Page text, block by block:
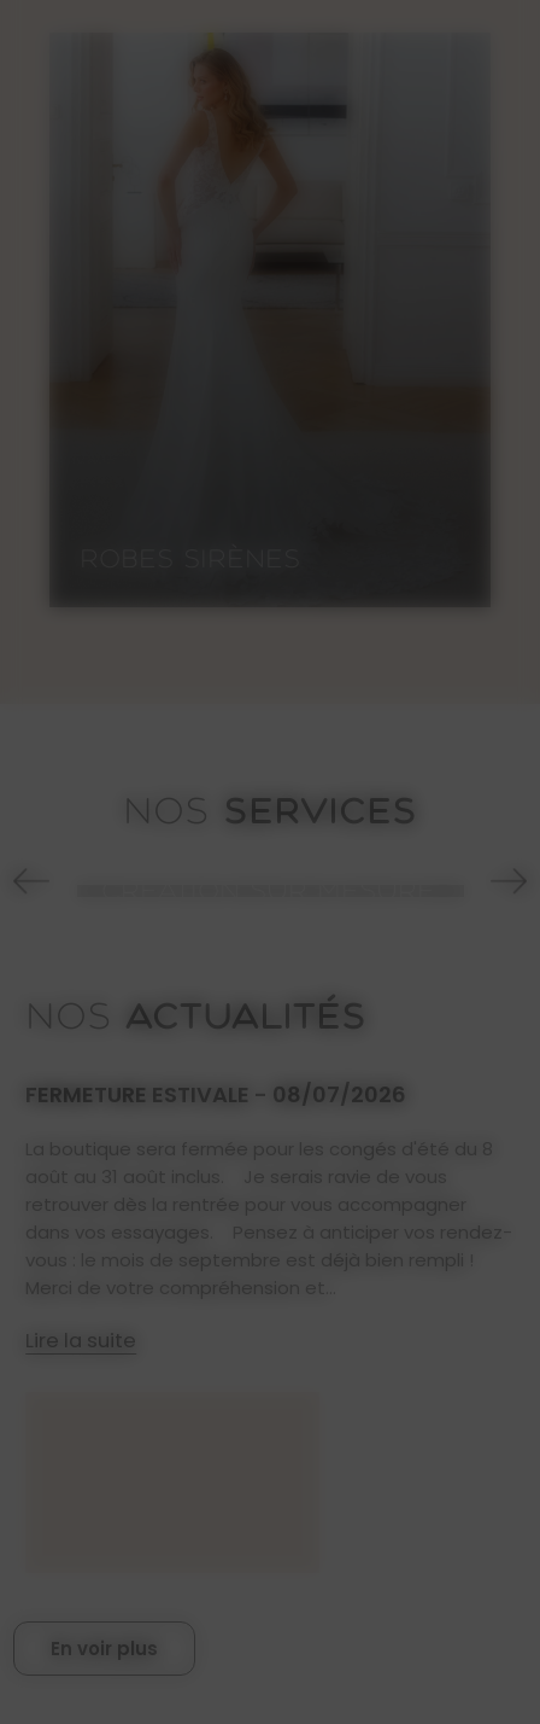
NOS SERVICES
NOS ACTUALITÉS
FERMETURE ESTIVALE - 08/07/2026
La boutique sera fermée pour les congés d'été du 8
Lire la suite
En voir plus